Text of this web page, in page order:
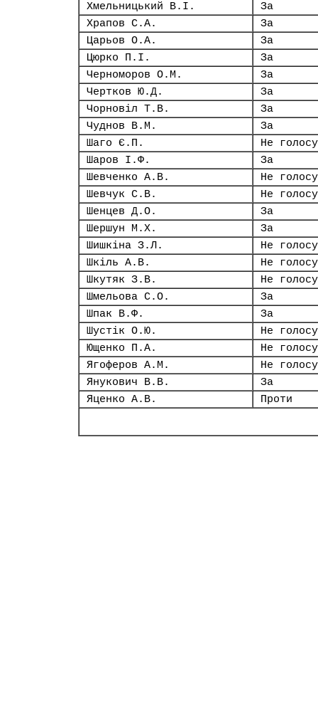
Хмельницький В.І.
За
Храпов С.А.
За
Царьов О.А.
За
Цюрко П.І.
За
Черноморов О.М.
За
Чертков Ю.Д.
За
Чорновіл Т.В.
За
Чуднов В.М.
За
Шаго Є.П.
Не
Шаров І.Ф.
За
Шевченко А.В.
Не
Шевчук С.В.
Не
Шенцев Д.О.
За
Шершун М.Х.
За
Шишкіна З.Л.
Не
Шкіль А.В.
Не
Шкутяк З.В.
Не
Шмельова С.О.
За
Шпак В.Ф.
За
Шустік О.Ю.
Не
Ющенко П.А.
Не
Ягоферов А.М.
Не
Янукович В.В.
За
Яценко А.В.
Проти